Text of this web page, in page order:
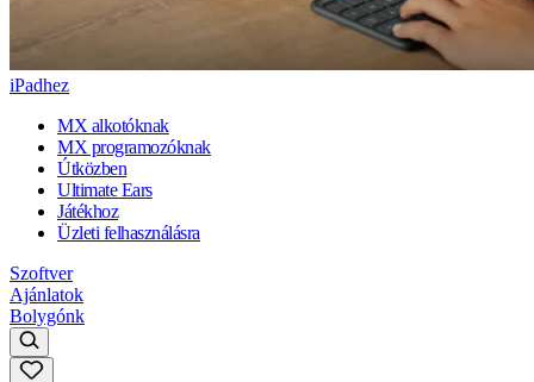
iPadhez
MX alkotóknak
MX programozóknak
Útközben
Ultimate Ears
Játékhoz
Üzleti felhasználásra
Szoftver
Ajánlatok
Bolygónk